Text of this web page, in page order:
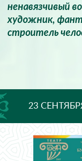
ненавязчивый
художник,
строитель
23